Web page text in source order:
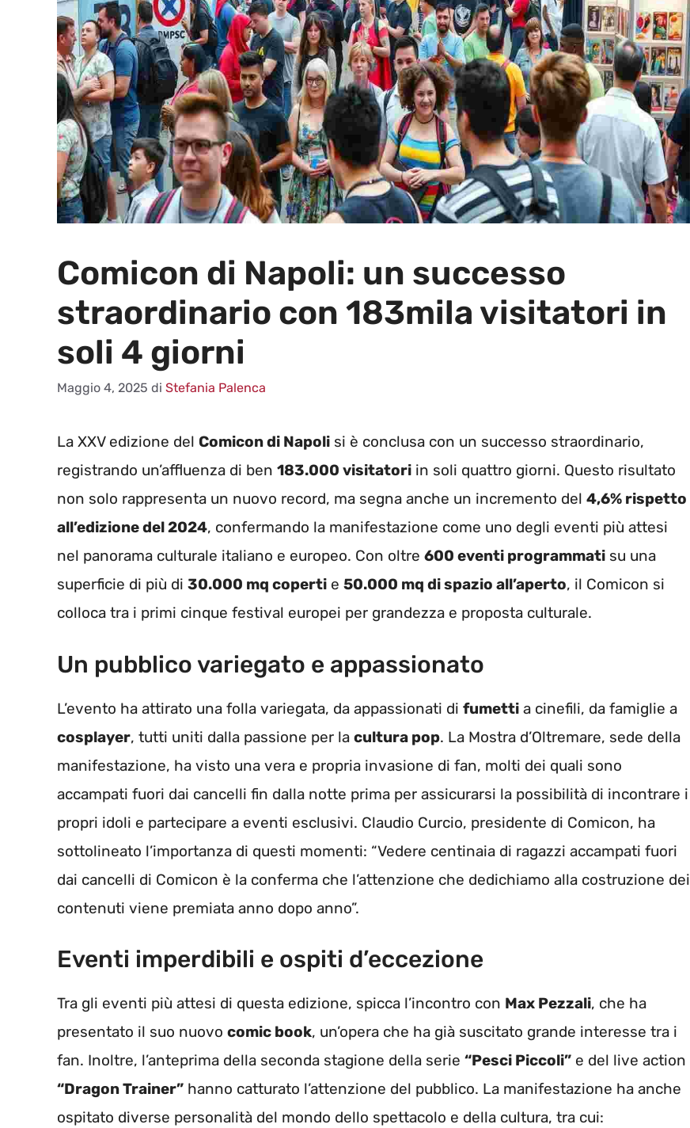
Comicon di Napoli: un successo
straordinario con 183mila visitatori in
soli 4 giorni
Maggio 4, 2025 di Stefania Palenca
La XXV edizione del Comicon di Napoli si è conclusa con un successo straordinario,
registrando un’affluenza di ben 183.000 visitatori in soli quattro giorni. Questo risultato
non solo rappresenta un nuovo record, ma segna anche un incremento del 4,6% rispetto
all’edizione del 2024, confermando la manifestazione come uno degli eventi più attesi
nel panorama culturale italiano e europeo. Con oltre 600 eventi programmati su una
superficie di più di 30.000 mq coperti e 50.000 mq di spazio all’aperto, il Comicon si
colloca tra i primi cinque festival europei per grandezza e proposta culturale.
Un pubblico variegato e appassionato
L’evento ha attirato una folla variegata, da appassionati di fumetti a cinefili, da famiglie a
cosplayer, tutti uniti dalla passione per la cultura pop. La Mostra d’Oltremare, sede della
manifestazione, ha visto una vera e propria invasione di fan, molti dei quali sono
accampati fuori dai cancelli fin dalla notte prima per assicurarsi la possibilità di incontrare i
propri idoli e partecipare a eventi esclusivi. Claudio Curcio, presidente di Comicon, ha
sottolineato l’importanza di questi momenti: “Vedere centinaia di ragazzi accampati fuori
dai cancelli di Comicon è la conferma che l’attenzione che dedichiamo alla costruzione dei
contenuti viene premiata anno dopo anno”.
Eventi imperdibili e ospiti d’eccezione
Tra gli eventi più attesi di questa edizione, spicca l’incontro con Max Pezzali, che ha
presentato il suo nuovo comic book, un’opera che ha già suscitato grande interesse tra i
fan. Inoltre, l’anteprima della seconda stagione della serie “Pesci Piccoli” e del live action
“Dragon Trainer” hanno catturato l’attenzione del pubblico. La manifestazione ha anche
ospitato diverse personalità del mondo dello spettacolo e della cultura, tra cui: